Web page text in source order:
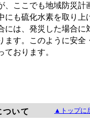
、ここでも地域防災計
にも硫化水素を取り上
には、発災した場合に
す。このように安全
おります。
いて ▲トップに